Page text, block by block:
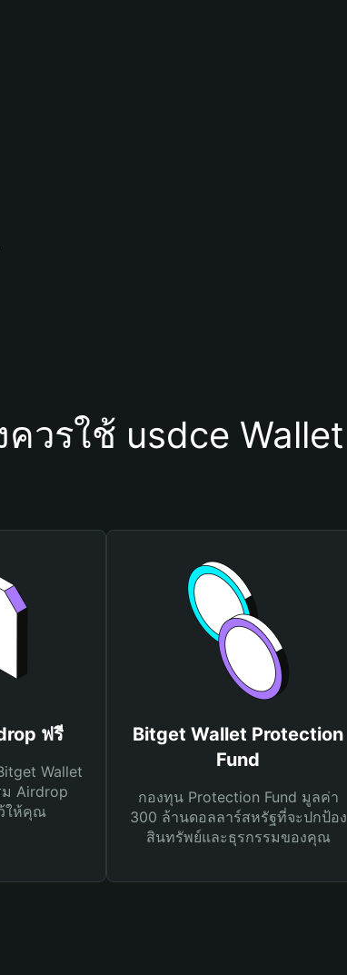
ควรใช้ usdce Wallet
ฟรี
Wallet
ม Airdrop
ให้คุณ
Bitget Wallet Protection
Fund
กองทุน Protection Fund มูลค่า
300 ล้านดอลลาร์สหรัฐที่จะปกป้อง
สินทรัพย์และธุรกรรมของคุณ